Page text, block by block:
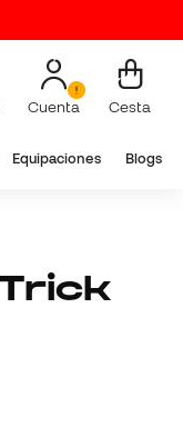
Cuenta Cesta
Equipaciones Blogs